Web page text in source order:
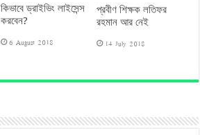
কিভাবে ড্রাইভিং লাইসেন্স
করবেন?
6 August 2018
প্রবীণ শিক্ষক লতিফর
রহমান আর নেই
14 July 2018